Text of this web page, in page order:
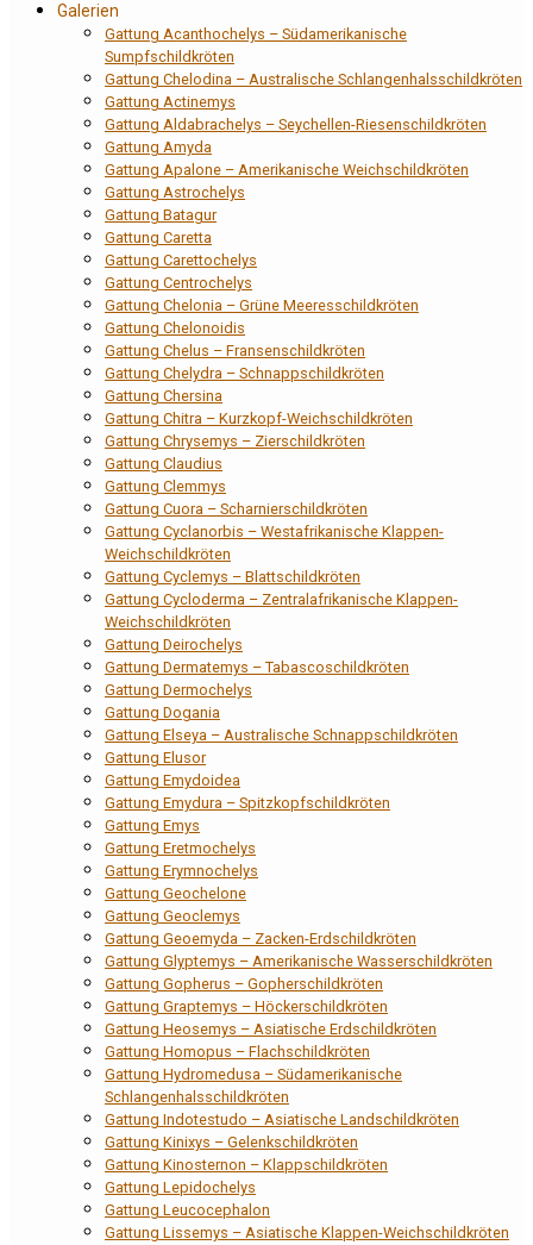
Galerien
Gattung Acanthochelys – Südamerikanische
Sumpfschildkröten
Gattung Chelodina – Australische Schlangenhalsschildkröten
Gattung Actinemys
Gattung Aldabrachelys – Seychellen-Riesenschildkröten
Gattung Amyda
Gattung Apalone – Amerikanische Weichschildkröten
Gattung Astrochelys
Gattung Batagur
Gattung Caretta
Gattung Carettochelys
Gattung Centrochelys
Gattung Chelonia – Grüne Meeresschildkröten
Gattung Chelonoidis
Gattung Chelus – Fransenschildkröten
Gattung Chelydra – Schnappschildkröten
Gattung Chersina
Gattung Chitra – Kurzkopf-Weichschildkröten
Gattung Chrysemys – Zierschildkröten
Gattung Claudius
Gattung Clemmys
Gattung Cuora – Scharnierschildkröten
Gattung Cyclanorbis – Westafrikanische Klappen-
Weichschildkröten
Gattung Cyclemys – Blattschildkröten
Gattung Cycloderma – Zentralafrikanische Klappen-
Weichschildkröten
Gattung Deirochelys
Gattung Dermatemys – Tabascoschildkröten
Gattung Dermochelys
Gattung Dogania
Gattung Elseya – Australische Schnappschildkröten
Gattung Elusor
Gattung Emydoidea
Gattung Emydura – Spitzkopfschildkröten
Gattung Emys
Gattung Eretmochelys
Gattung Erymnochelys
Gattung Geochelone
Gattung Geoclemys
Gattung Geoemyda – Zacken-Erdschildkröten
Gattung Glyptemys – Amerikanische Wasserschildkröten
Gattung Gopherus – Gopherschildkröten
Gattung Graptemys – Höckerschildkröten
Gattung Heosemys – Asiatische Erdschildkröten
Gattung Homopus – Flachschildkröten
Gattung Hydromedusa – Südamerikanische
Schlangenhalsschildkröten
Gattung Indotestudo – Asiatische Landschildkröten
Gattung Kinixys – Gelenkschildkröten
Gattung Kinosternon – Klappschildkröten
Gattung Lepidochelys
Gattung Leucocephalon
Gattung Lissemys – Asiatische Klappen-Weichschildkröten